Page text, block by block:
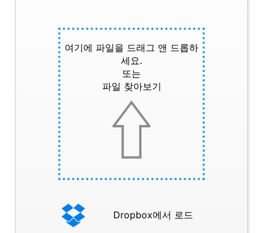
여기에 파일을 드래그 앤 드롭하
세요.
또는
파일 찾아보기
Dropbox에서 로드